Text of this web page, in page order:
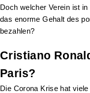
Doch welcher Verein ist
das enorme Gehalt des
bezahlen?
Cristiano
Paris?
Die Corona Krise hat